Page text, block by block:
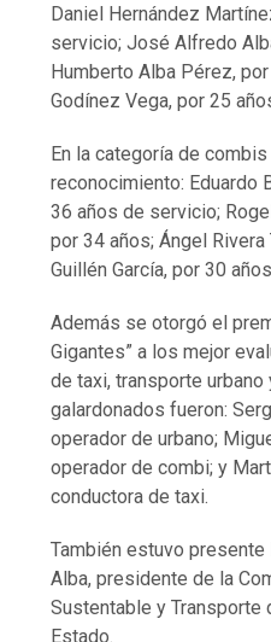
Daniel Hernández
servicio; José Alfredo
Humberto Alba Pérez,
Godínez Vega, por 25
En la categoría de
reconocimiento: Eduardo
36 años de servicio;
por 34 años; Ángel
Guillén García, por 30
Además se otorgó el
Gigantes” a los mejor
de taxi, transporte urbano
galardonados fueron:
operador de urbano;
operador de combi; y
conductora de taxi.
También estuvo
Alba, presidente de la
Sustentable y Transporte
Estado.